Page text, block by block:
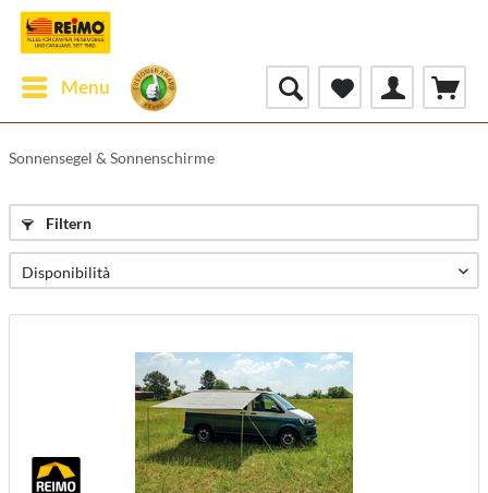
Menu
Sonnensegel & Sonnenschirme
Filtern